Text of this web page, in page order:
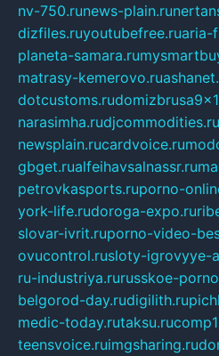
nv-750.runews-plain.ru
dizfiles.ruyoutubefree.ruaria-
planeta-samara.ru
matrasy-kemerovo.ru
dotcustoms.ru
narasimha.rudjcommodities.ru
newsplain.rucardvoice.ru
gbget.rualfeihavsalnassr.ru
petrovkasports.ruporno-
york-life.rudoroga-expo.ru
slovar-ivrit.ruporno-video-
ovucontrol.rusloty-igrovyye-
ru-industriya.rurusskoe-
belgorod-day.rudigilith.ru
medic-today.rutaksu.ru
teensvoice.ruimgsharing.ru